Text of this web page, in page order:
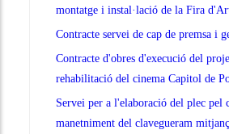
montatge i instal·lació de la Fira
Contracte servei de cap de premsa i
Contracte d'obres d'execució del
rehabilitació del cinema Capitol de
Servei per a l'elaboració del plec pel
manetniment del clavegueram